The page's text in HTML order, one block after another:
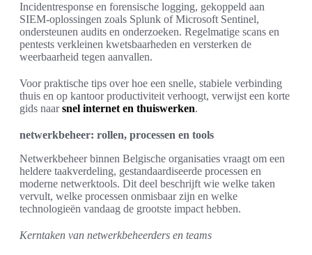
Incidentresponse en forensische logging, gekoppeld aan
SIEM-oplossingen zoals Splunk of Microsoft Sentinel,
ondersteunen audits en onderzoeken. Regelmatige scans en
pentests verkleinen kwetsbaarheden en versterken de
weerbaarheid tegen aanvallen.
Voor praktische tips over hoe een snelle, stabiele verbinding
thuis en op kantoor productiviteit verhoogt, verwijst een korte
gids naarsnel internet en thuiswerken.
netwerkbeheer: rollen, processen en tools
Netwerkbeheer binnen Belgische organisaties vraagt om een
heldere taakverdeling, gestandaardiseerde processen en
moderne netwerktools. Dit deel beschrijft wie welke taken
vervult, welke processen onmisbaar zijn en welke
technologieën vandaag de grootste impact hebben.
Kerntaken van netwerkbeheerders en teams